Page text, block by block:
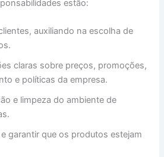
estão:
auxiliando na escolha de
claras sobre preços, promoções,
e políticas da empresa.
e limpeza do ambiente de
garantir que os produtos estejam